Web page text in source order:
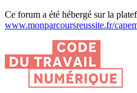
Ce forum a été hébergé sur la
www.monparcoursreussite.fr/